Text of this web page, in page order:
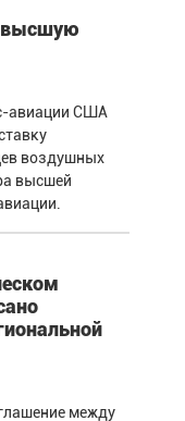
высшую
авиации США
воздушных
высшей
между